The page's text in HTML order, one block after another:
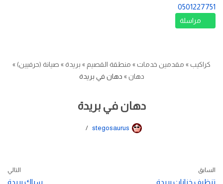
0501227751
مراسلة
كراكيب» مقدمين خدمات» منطقة القصيم » بريدة» صيانة (حرفيين)»
دهان» دهان في بريدة
دهان في بريدة
stegosaurus
السابق
تنظيف خزانات بريدة
التالي
سباك بريدة